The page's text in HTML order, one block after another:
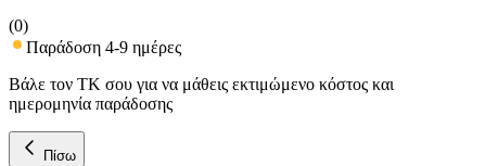
(0)
Παράδοση 4-9 ημέρες
Βάλε τον ΤΚ σου για να μάθεις εκτιμώμενο κόστος και
ημερομηνία παράδοσης
Πίσω